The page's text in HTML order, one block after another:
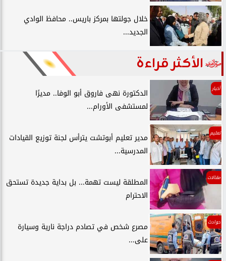
خلال جولتها بمركز باريس.. محافظ الوادي
الجديد...
الأكثر قراءة
أخبار
الدكتورة نهى فاروق أبو الوفا.. مديرًا
لمستشفى الأورام...
تعليم
مدير تعليم أبوتشت يترأس لجنة توزيع القيادات
المدرسية...
مقالات
المطلقة ليست تهمة... بل بداية جديدة تستحق
الاحترام
حوادث
مصرع شخص في تصادم دراجة نارية وسيارة
على...